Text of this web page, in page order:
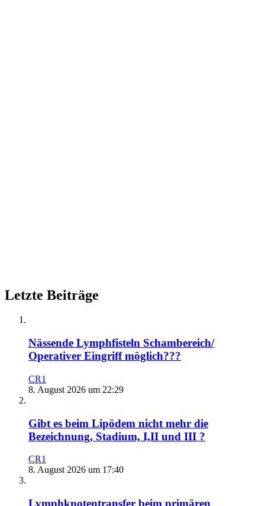
Letzte Beiträge
Nässende Lymphfisteln Schambereich/
Operativer Eingriff möglich???
CR1
8. August 2026 um 22:29
Gibt es beim Lipödem nicht mehr die
Bezeichnung, Stadium, I,II und III ?
CR1
8. August 2026 um 17:40
Lymphknotentransfer beim primären